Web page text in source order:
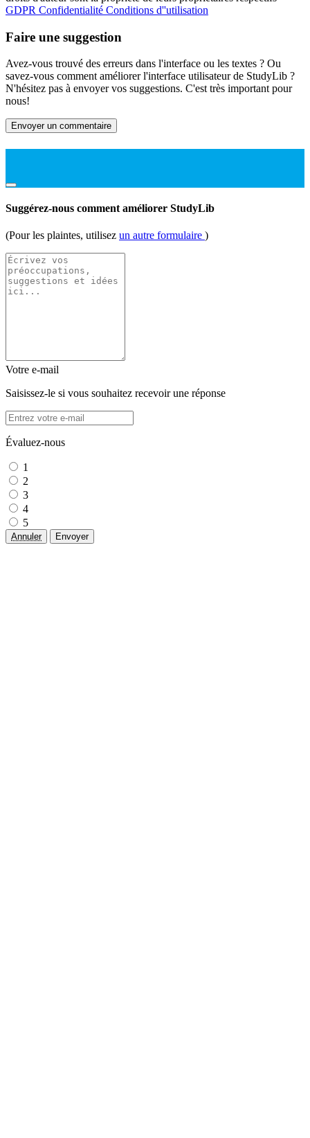
GDPR Confidentialité Conditions d''utilisation
Faire une suggestion
Avez-vous trouvé des erreurs dans l'interface ou les textes ? Ou
savez-vous comment améliorer l'interface utilisateur de StudyLib ?
N'hésitez pas à envoyer vos suggestions. C'est très important pour
nous!
Envoyer un commentaire
Suggérez-nous comment améliorer StudyLib
(Pour les plaintes, utilisez un autre formulaire )
Votre e-mail
Saisissez-le si vous souhaitez recevoir une réponse
Évaluez-nous
1
2
3
4
5
Annuler Envoyer